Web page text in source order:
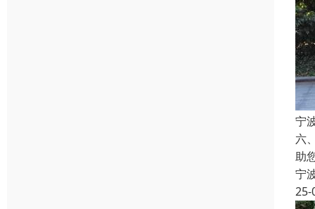
宁
六
助
宁
25-